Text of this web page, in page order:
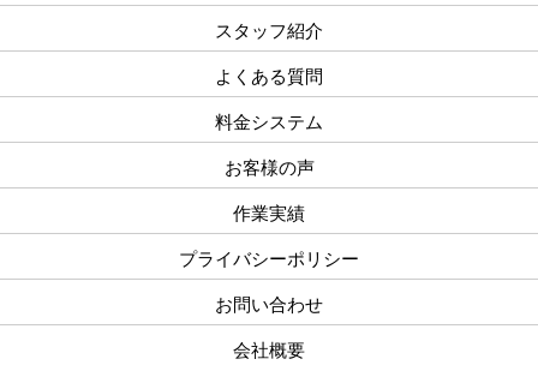
スタッフ紹介
よくある質問
料金システム
お客様の声
作業実績
プライバシーポリシー
お問い合わせ
会社概要